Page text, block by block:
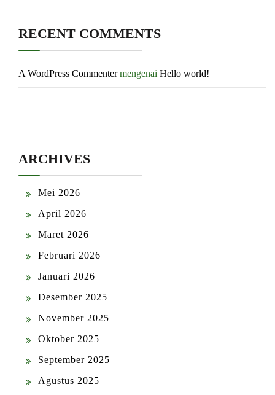
RECENT COMMENTS
A WordPress Commentermengenai Hello world!
ARCHIVES
Mei 2026
April 2026
Maret 2026
Februari 2026
Januari 2026
Desember 2025
November 2025
Oktober 2025
September 2025
Agustus 2025